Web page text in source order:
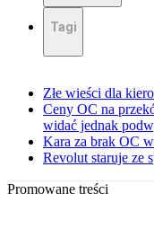
Tagi
Złe wieści dla
Ceny OC na
widać jednak
Kara za brak OC
Revolut staruje ze
Promowane treści